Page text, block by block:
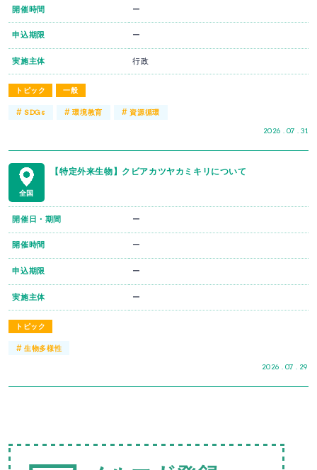
トピック 一般
2026 . 07 . 31
開催時間 ー
申込期限 ー
実施主体 行政
#SDGs #環境教育 #資源循環
全国
【特定外来生物】クビアカツヤカミキリについて
トピック
2026 . 07 . 29
開催日・期間 ー
開催時間 ー
申込期限 ー
実施主体 ー
#生物多様性